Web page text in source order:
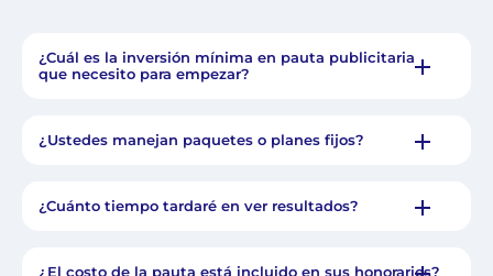
¿Cuál es la inversión mínima en pauta publicitaria
que necesito para empezar?
¿Ustedes manejan paquetes o planes fijos?
¿Cuánto tiempo tardaré en ver resultados?
¿El costo de la pauta está incluido en sus honorarios?